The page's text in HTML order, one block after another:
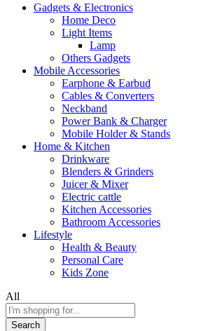
Gadgets & Electronics
Home Deco
Light Items
Lamp
Others Gadgets
Mobile Accessories
Earphone & Earbud
Cables & Converters
Neckband
Power Bank & Charger
Mobile Holder & Stands
Home & Kitchen
Drinkware
Blenders & Grinders
Juicer & Mixer
Electric cattle
Kitchen Accessories
Bathroom Accessories
Lifestyle
Health & Beauty
Personal Care
Kids Zone
All
Search